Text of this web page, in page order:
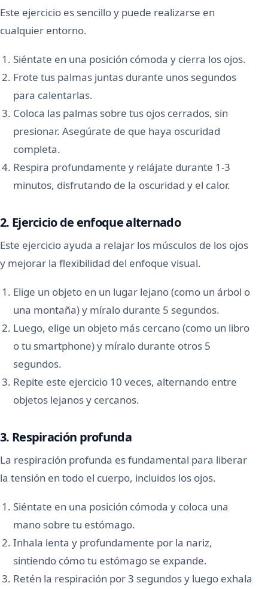
Este ejercicio es sencillo y puede realizarse en
cualquier entorno.
Siéntate en una posición cómoda y cierra los ojos.
Frote tus palmas juntas durante unos segundos
para calentarlas.
Coloca las palmas sobre tus ojos cerrados, sin
presionar. Asegúrate de que haya oscuridad
completa.
Respira profundamente y relájate durante 1-3
minutos, disfrutando de la oscuridad y el calor.
2. Ejercicio de enfoque alternado
Este ejercicio ayuda a relajar los músculos de los ojos
y mejorar la flexibilidad del enfoque visual.
Elige un objeto en un lugar lejano (como un árbol o
una montaña) y míralo durante 5 segundos.
Luego, elige un objeto más cercano (como un libro
o tu smartphone) y míralo durante otros 5
segundos.
Repite este ejercicio 10 veces, alternando entre
objetos lejanos y cercanos.
3. Respiración profunda
La respiración profunda es fundamental para liberar
la tensión en todo el cuerpo, incluidos los ojos.
Siéntate en una posición cómoda y coloca una
mano sobre tu estómago.
Inhala lenta y profundamente por la nariz,
sintiendo cómo tu estómago se expande.
Retén la respiración por 3 segundos y luego exhala